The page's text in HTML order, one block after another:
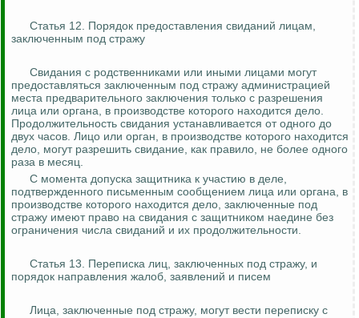
Статья 12. Порядок предоставления свиданий лицам,
заключенным под стражу
Свидания с родственниками или иными лицами могут
предоставляться заключенным под стражу администрацией
места предварительного заключения только с разрешения
лица или органа, в производстве которого находится дело.
Продолжительность свидания устанавливается от одного до
двух часов. Лицо или орган, в производстве которого находится
дело, могут разрешить свидание, как правило, не более одного
раза в месяц.
С момента допуска защитника к участию в деле,
подтвержденного письменным сообщением лица или органа, в
производстве которого находится дело, заключенные под
стражу имеют право на свидания с защитником наедине без
ограничения числа свиданий и их продолжительности.
Статья 13. Переписка лиц, заключенных под стражу, и
порядок направления жалоб, заявлений и писем
Лица, заключенные под стражу, могут вести переписку с